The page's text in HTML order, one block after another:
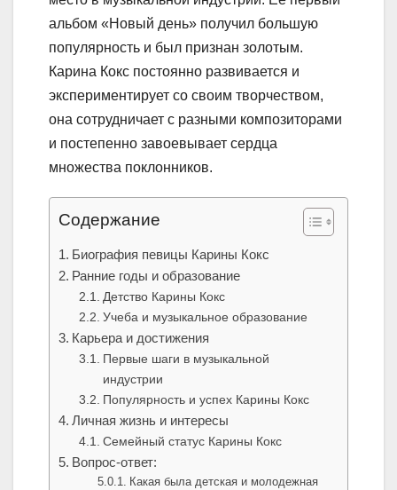
альбом «Новый день» получил большую
популярность и был признан золотым.
Карина Кокс постоянно развивается и
экспериментирует со своим творчеством,
она сотрудничает с разными композиторами
и постепенно завоевывает сердца
множества поклонников.
Содержание
Биография певицы Карины Кокс
Ранние годы и образование
Детство Карины Кокс
Учеба и музыкальное образование
Карьера и достижения
Первые шаги в музыкальной
индустрии
Популярность и успех Карины Кокс
Личная жизнь и интересы
Семейный статус Карины Кокс
Вопрос-ответ:
Какая была детская и молодежная